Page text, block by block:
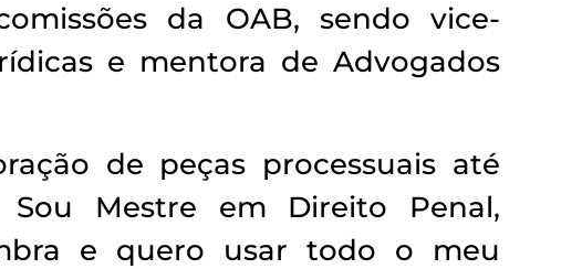
da OAB, sendo vice-
e mentora de Advogados
de peças processuais até
Mestre em Direito Penal,
e quero usar todo o meu